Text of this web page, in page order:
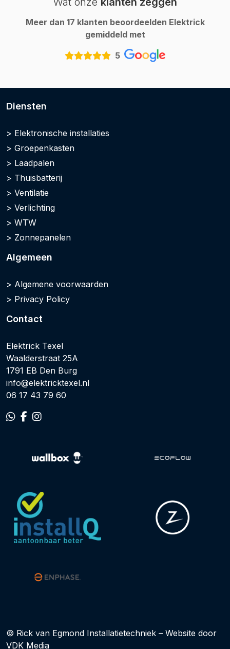
Meer dan 17 klanten beoordeelden Elektrick
gemiddeld met
5
Diensten
Elektronische installaties
Groepenkasten
Laadpalen
Thuisbatterij
Ventilatie
Verlichting
WTW
Zonnepanelen
Algemeen
Algemene voorwaarden
Privacy Policy
Contact
Elektrick Texel
Waalderstraat 25A
1791 EB Den Burg
info@elektricktexel.nl
06 17 43 79 60
© Rick van Egmond Installatietechniek – Website door
VDK Media